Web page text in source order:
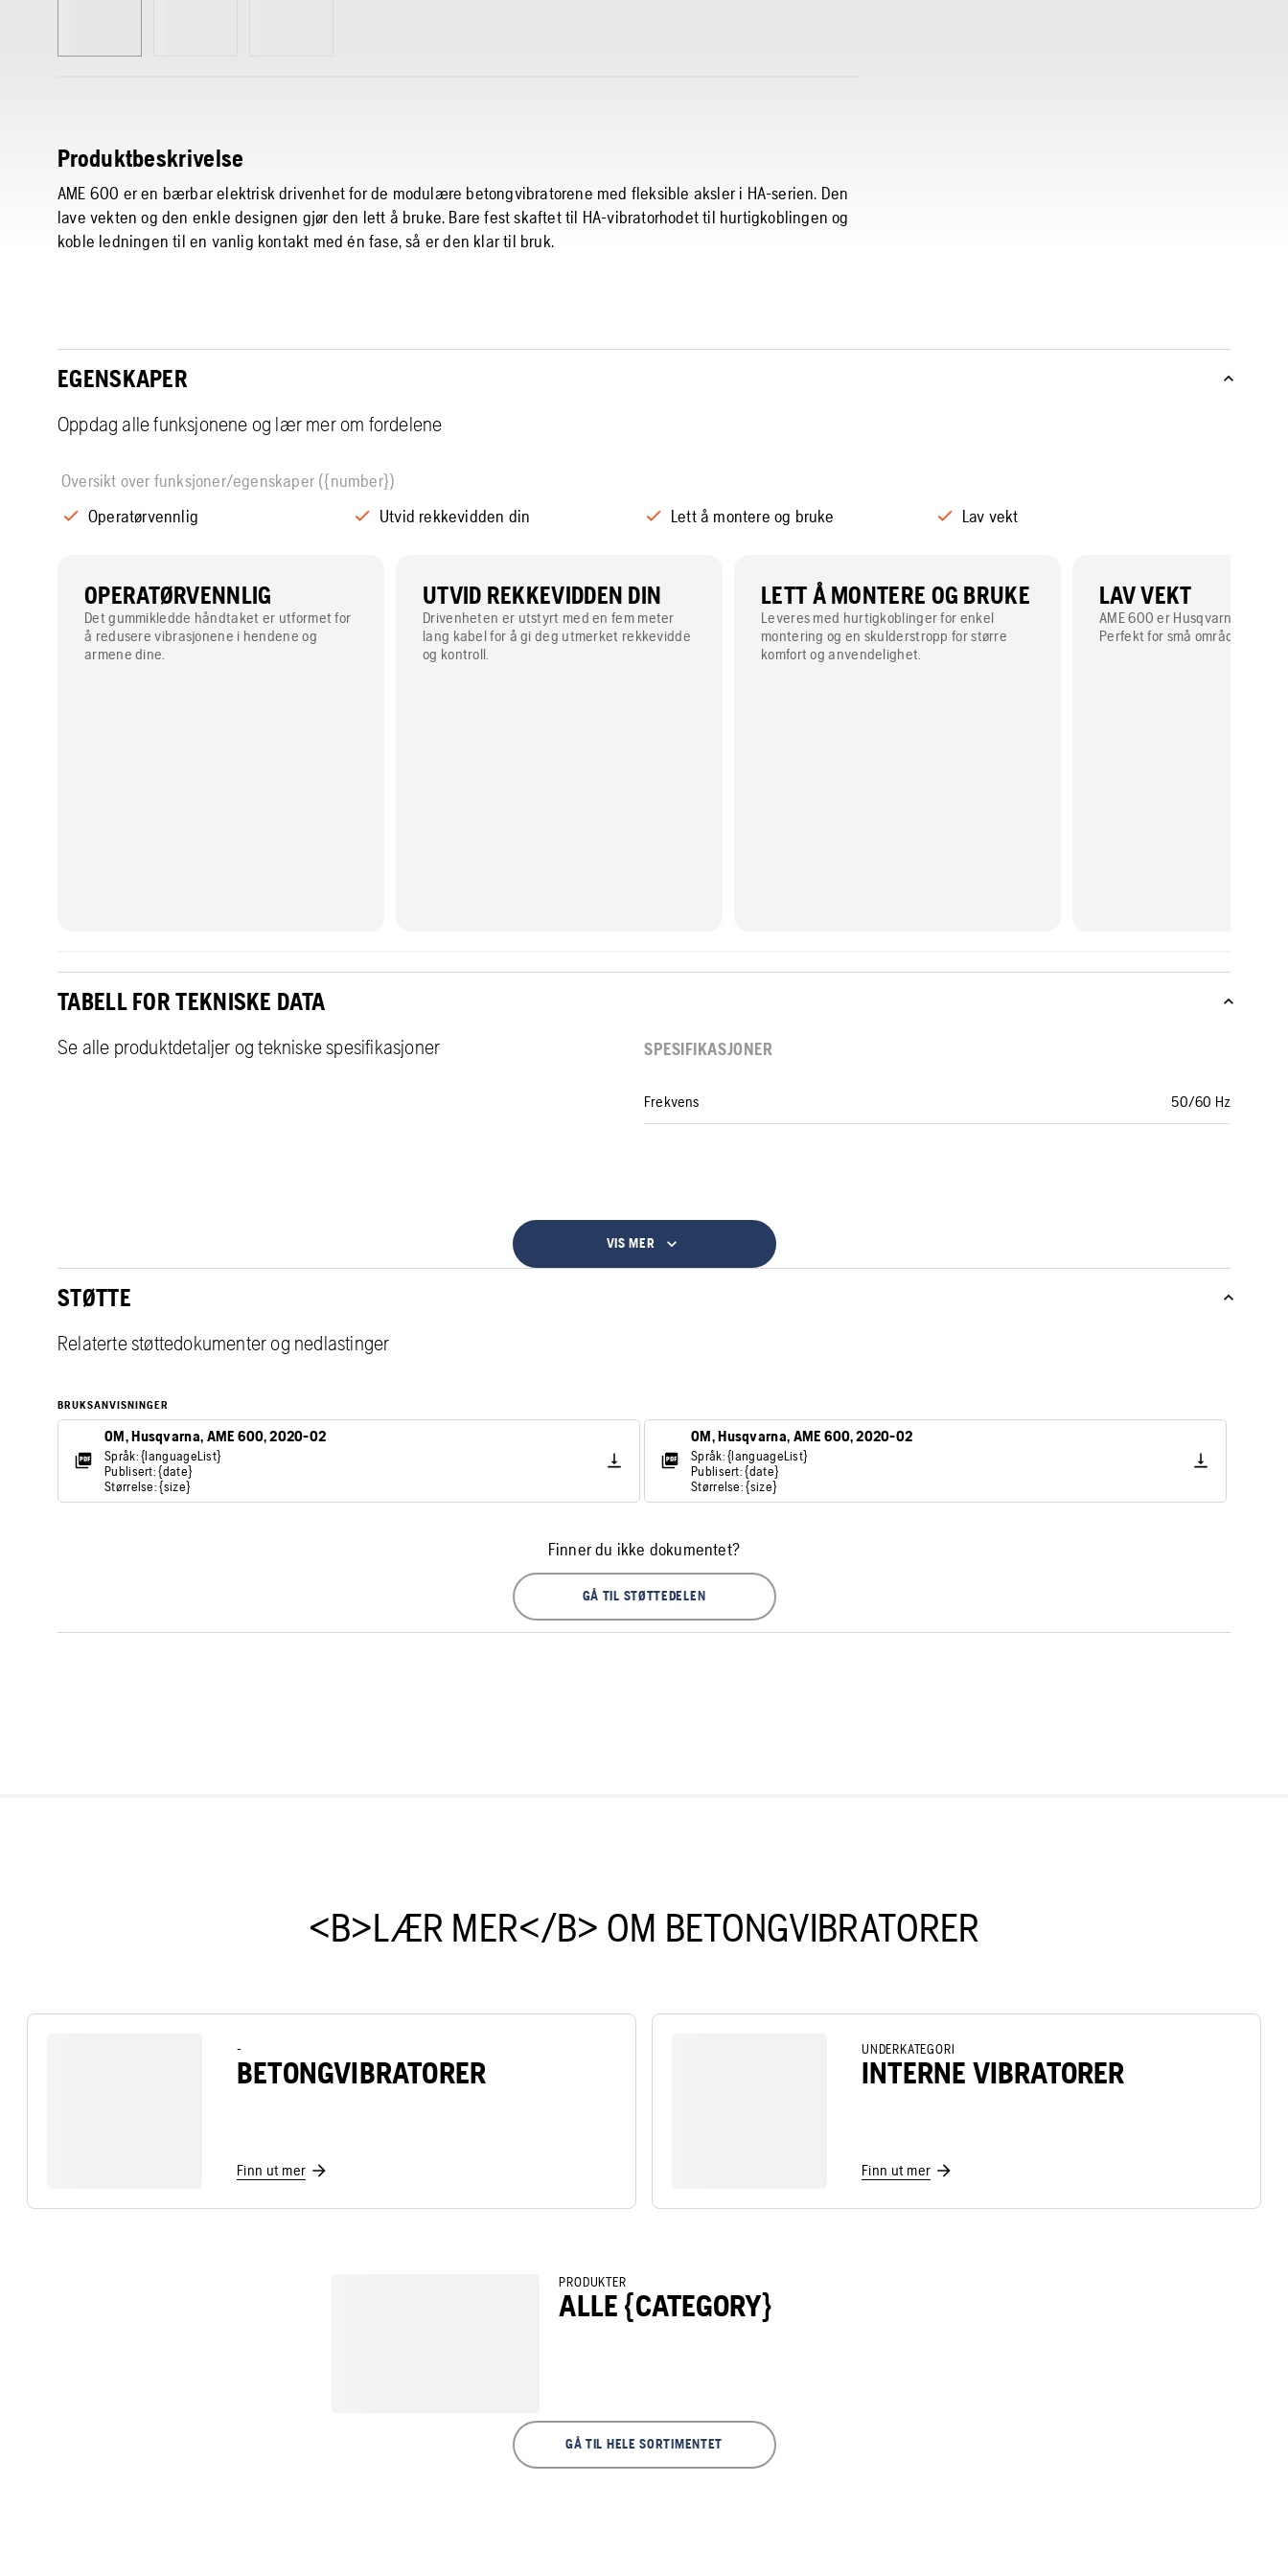
Produktbeskrivelse
AME 600 er en bærbar elektrisk drivenhet for de modulære betongvibratorene med fleksible aksler i HA-serien. Den
lave vekten og den enkle designen gjør den lett å bruke. Bare fest skaftet til HA-vibratorhodet til hurtigkoblingen og
koble ledningen til en vanlig kontakt med én fase, så er den klar til bruk.
EGENSKAPER
Oppdag alle funksjonene og lær mer om fordelene
Oversikt over funksjoner/egenskaper ({number})
Operatørvennlig
Utvid rekkevidden din Lett å montere og bruke Lav vekt
OPERATØRVENNLIG
Det gummikledde håndtaket er utformet for
å redusere vibrasjonene i hendene og
armene dine.
UTVID REKKEVIDDEN DIN
Drivenheten er utstyrt med en fem meter
lang kabel for å gi deg utmerket rekkevidde
og kontroll.
LETT Å MONTERE OG BRUKE
Leveres med hurtigkoblinger for enkel
montering og en skulderstropp for større
komfort og anvendelighet.
LAV VEKT
AME 600 er Husqvarnas
Perfekt for små områder.
TABELL FOR TEKNISKE DATA
Se alle produktdetaljer og tekniske spesifikasjoner SPESIFIKASJONER
Frekvens 50/60 Hz
VIS MER
STØTTE
Relaterte støttedokumenter og nedlastinger
BRUKSANVISNINGER
OM, Husqvarna, AME 600, 2020-02
Språk: {languageList}
Publisert: {date}
Størrelse: {size}
OM, Husqvarna, AME 600, 2020-02
Språk: {languageList}
Publisert: {date}
Størrelse: {size}
Finner du ikke dokumentet?
GÅ TIL STØTTEDELEN
<B>LÆR MER</B> OM BETONGVIBRATORER
-
BETONGVIBRATORER
Finn ut mer
UNDERKATEGORI
INTERNE VIBRATORER
Finn ut mer
PRODUKTER
ALLE {CATEGORY}
GÅ TIL HELE SORTIMENTET